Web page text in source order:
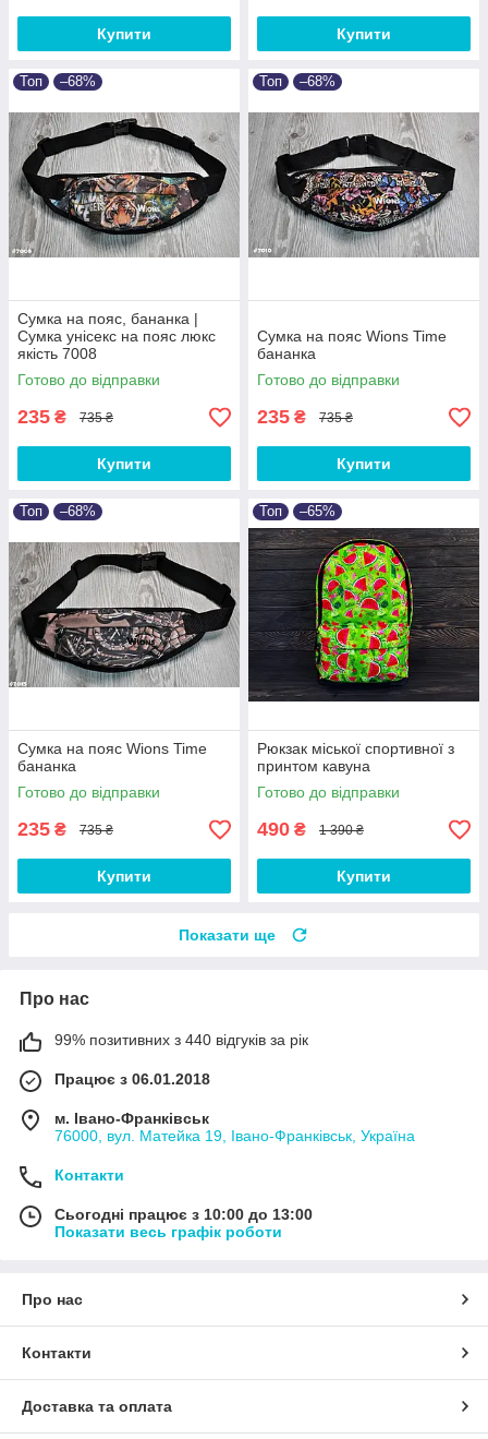
Купити Купити
Топ –68%
Сумка на пояс, бананка |
Сумка унісекс на пояс люкс
якість 7008
Готово до відправки
235 ₴ 735 ₴
Купити
Топ –68%
Сумка на пояс Wions Time
бананка
Готово до відправки
235 ₴ 735 ₴
Купити
Топ –68%
Сумка на пояс Wions Time
бананка
Готово до відправки
235 ₴ 735 ₴
Купити
Топ –65%
Рюкзак міської спортивної з
принтом кавуна
Готово до відправки
490 ₴ 1 390 ₴
Купити
Показати ще
Про нас
99% позитивних з 440 відгуків за рік
Працює з 06.01.2018
м. Івано-Франківськ
76000, вул. Матейка 19, Івано-Франківськ, Україна
Контакти
Сьогодні працює з 10:00 до 13:00
Показати весь графік роботи
Про нас
Контакти
Доставка та оплата